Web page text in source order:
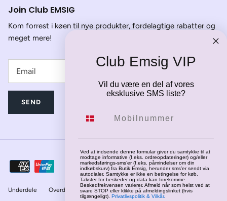
Join Club EMSIG
Kom forrest i køen til nye produkter, fordelagtige rabatter og
meget mere!
SEND
Underdele Overdele Jakker Fodtøj
Club Emsig VIP
Vil du være en del af vores
eksklusive SMS liste?
Ved at indsende denne formular giver du samtykke til at
modtage informative (f.eks. ordreopdateringer) og/eller
markedsførings-sms’er (f.eks. påmindelser om din
indkøbskurv) fra Butik Emsig, herunder sms’er sendt via
autodialer. Samtykke er ikke en betingelse for køb.
Takster for beskeder og data kan forekomme.
Beskedfrekvensen varierer. Afmeld når som helst ved at
svare STOP eller klikke på afmeldingslinket (hvis
tilgængeligt). Privatlivspolitik & Vilkår.